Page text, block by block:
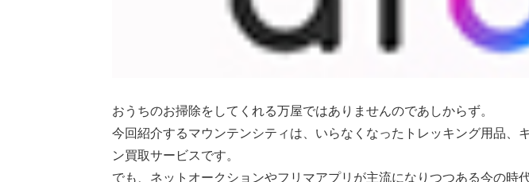
おうちのお掃除をしてくれる万屋ではありませんのであしからず。
今回紹介するマウンテンシティは、いらなくなったトレッキング用品、
ン買取サービスです。
でも、ネットオークションやフリマアプリが主流になりつつある今の時